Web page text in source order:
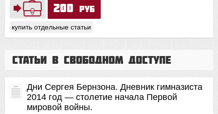
200 руб
купить отдельные статьи
Статьи в свободном доступе
Дни Сергея Бернзона. Дневник гимназиста
2014 год — столетие начала Первой
мировой войны.